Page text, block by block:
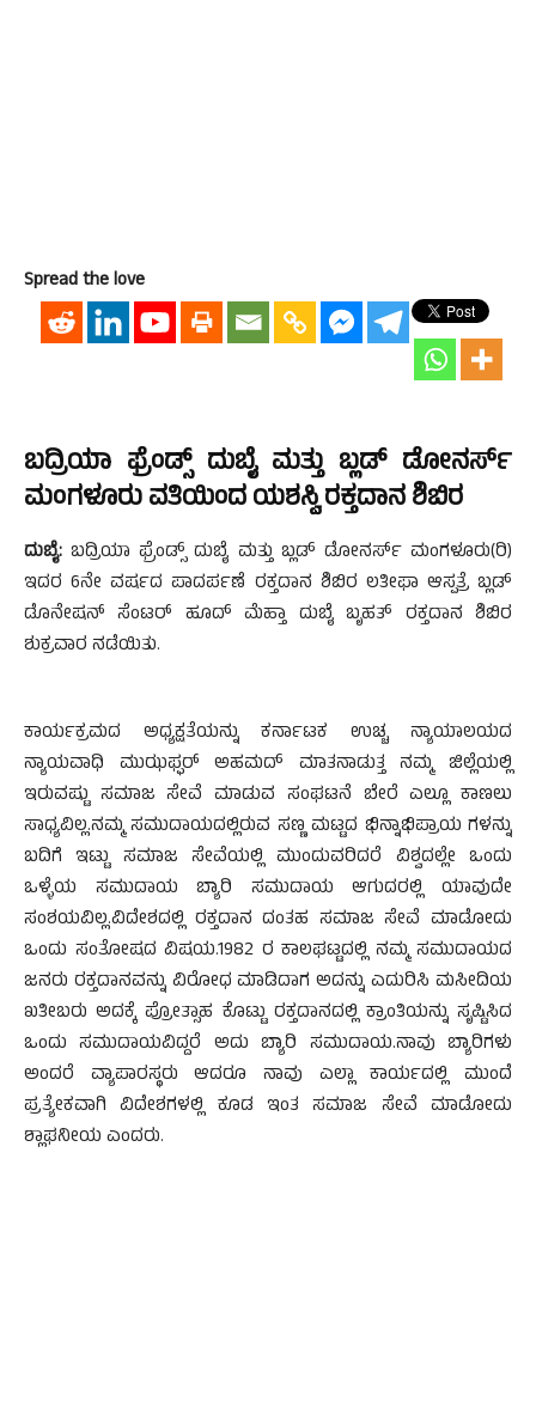
Spread the love
ಬದ್ರಿಯಾ ಫ್ರೆಂಡ್ಸ್ ದುಬೈ ಮತ್ತು ಬ್ಲಡ್ ಡೋನರ್ಸ್
ಮಂಗಳೂರು ವತಿಯಿಂದ ಯಶಸ್ವಿ ರಕ್ತದಾನ ಶಿಬಿರ
ದುಬೈ: ಬದ್ರಿಯಾ ಫ್ರೆಂಡ್ಸ್ ದುಬೈ ಮತ್ತು ಬ್ಲಡ್ ಡೋನರ್ಸ್ ಮಂಗಳೂರು(ರಿ)
ಇದರ 6ನೇ ವರ್ಷದ ಪಾದರ್ಪಣೆ ರಕ್ತದಾನ ಶಿಬಿರ ಲತೀಫಾ ಆಸ್ಪತ್ರೆ ಬ್ಲಡ್
ಡೊನೇಷನ್ ಸೆಂಟರ್ ಹೂದ್ ಮೆಹ್ತಾ ದುಬೈ ಬೃಹತ್ ರಕ್ತದಾನ ಶಿಬಿರ
ಶುಕ್ರವಾರ ನಡೆಯಿತು.
ಕಾರ್ಯಕ್ರಮದ ಅಧ್ಯಕ್ಷತೆಯನ್ನು ಕರ್ನಾಟಕ ಉಚ್ಚ ನ್ಯಾಯಾಲಯದ
ನ್ಯಾಯವಾಧಿ ಮುಝಫ್ಫರ್ ಅಹಮದ್ ಮಾತನಾಡುತ್ತ ನಮ್ಮ ಜಿಲ್ಲೆಯಲ್ಲಿ
ಇರುವಷ್ಟು ಸಮಾಜ ಸೇವೆ ಮಾಡುವ ಸಂಘಟನೆ ಬೇರೆ ಎಲ್ಲೂ ಕಾಣಲು
ಸಾಧ್ಯವಿಲ್ಲ.ನಮ್ಮ ಸಮುದಾಯದಲ್ಲಿರುವ ಸಣ್ಣ ಮಟ್ಟದ ಭಿನ್ನಾಭಿಪ್ರಾಯ ಗಳನ್ನು
ಬದಿಗೆ ಇಟ್ಟು ಸಮಾಜ ಸೇವೆಯಲ್ಲಿ ಮುಂದುವರಿದರೆ ವಿಶ್ವದಲ್ಲೇ ಒಂದು
ಒಳ್ಳೆಯ ಸಮುದಾಯ ಬ್ಯಾರಿ ಸಮುದಾಯ ಆಗುದರಲ್ಲಿ ಯಾವುದೇ
ಸಂಶಯವಿಲ್ಲ.ವಿದೇಶದಲ್ಲಿ ರಕ್ತದಾನ ದಂತಹ ಸಮಾಜ ಸೇವೆ ಮಾಡೋದು
ಒಂದು ಸಂತೋಷದ ವಿಷಯ.1982 ರ ಕಾಲಘಟ್ಟದಲ್ಲಿ ನಮ್ಮ ಸಮುದಾಯದ
ಜನರು ರಕ್ತದಾನವನ್ನು ವಿರೋಧ ಮಾಡಿದಾಗ ಅದನ್ನು ಎದುರಿಸಿ ಮಸೀದಿಯ
ಖತೀಬರು ಅದಕ್ಕೆ ಪ್ರೋತ್ಸಾಹ ಕೊಟ್ಟು ರಕ್ತದಾನದಲ್ಲಿ ಕ್ರಾಂತಿಯನ್ನು ಸೃಷ್ಟಿಸಿದ
ಒಂದು ಸಮುದಾಯವಿದ್ದರೆ ಅದು ಬ್ಯಾರಿ ಸಮುದಾಯ.ನಾವು ಬ್ಯಾರಿಗಳು
ಅಂದರೆ ವ್ಯಾಪಾರಸ್ಥರು ಆದರೂ ನಾವು ಎಲ್ಲಾ ಕಾರ್ಯದಲ್ಲಿ ಮುಂದೆ
ಪ್ರತ್ಯೇಕವಾಗಿ ವಿದೇಶಗಳಲ್ಲಿ ಕೂಡ ಇಂತ ಸಮಾಜ ಸೇವೆ ಮಾಡೋದು
ಶ್ಲಾಘನೀಯ ಎಂದರು.